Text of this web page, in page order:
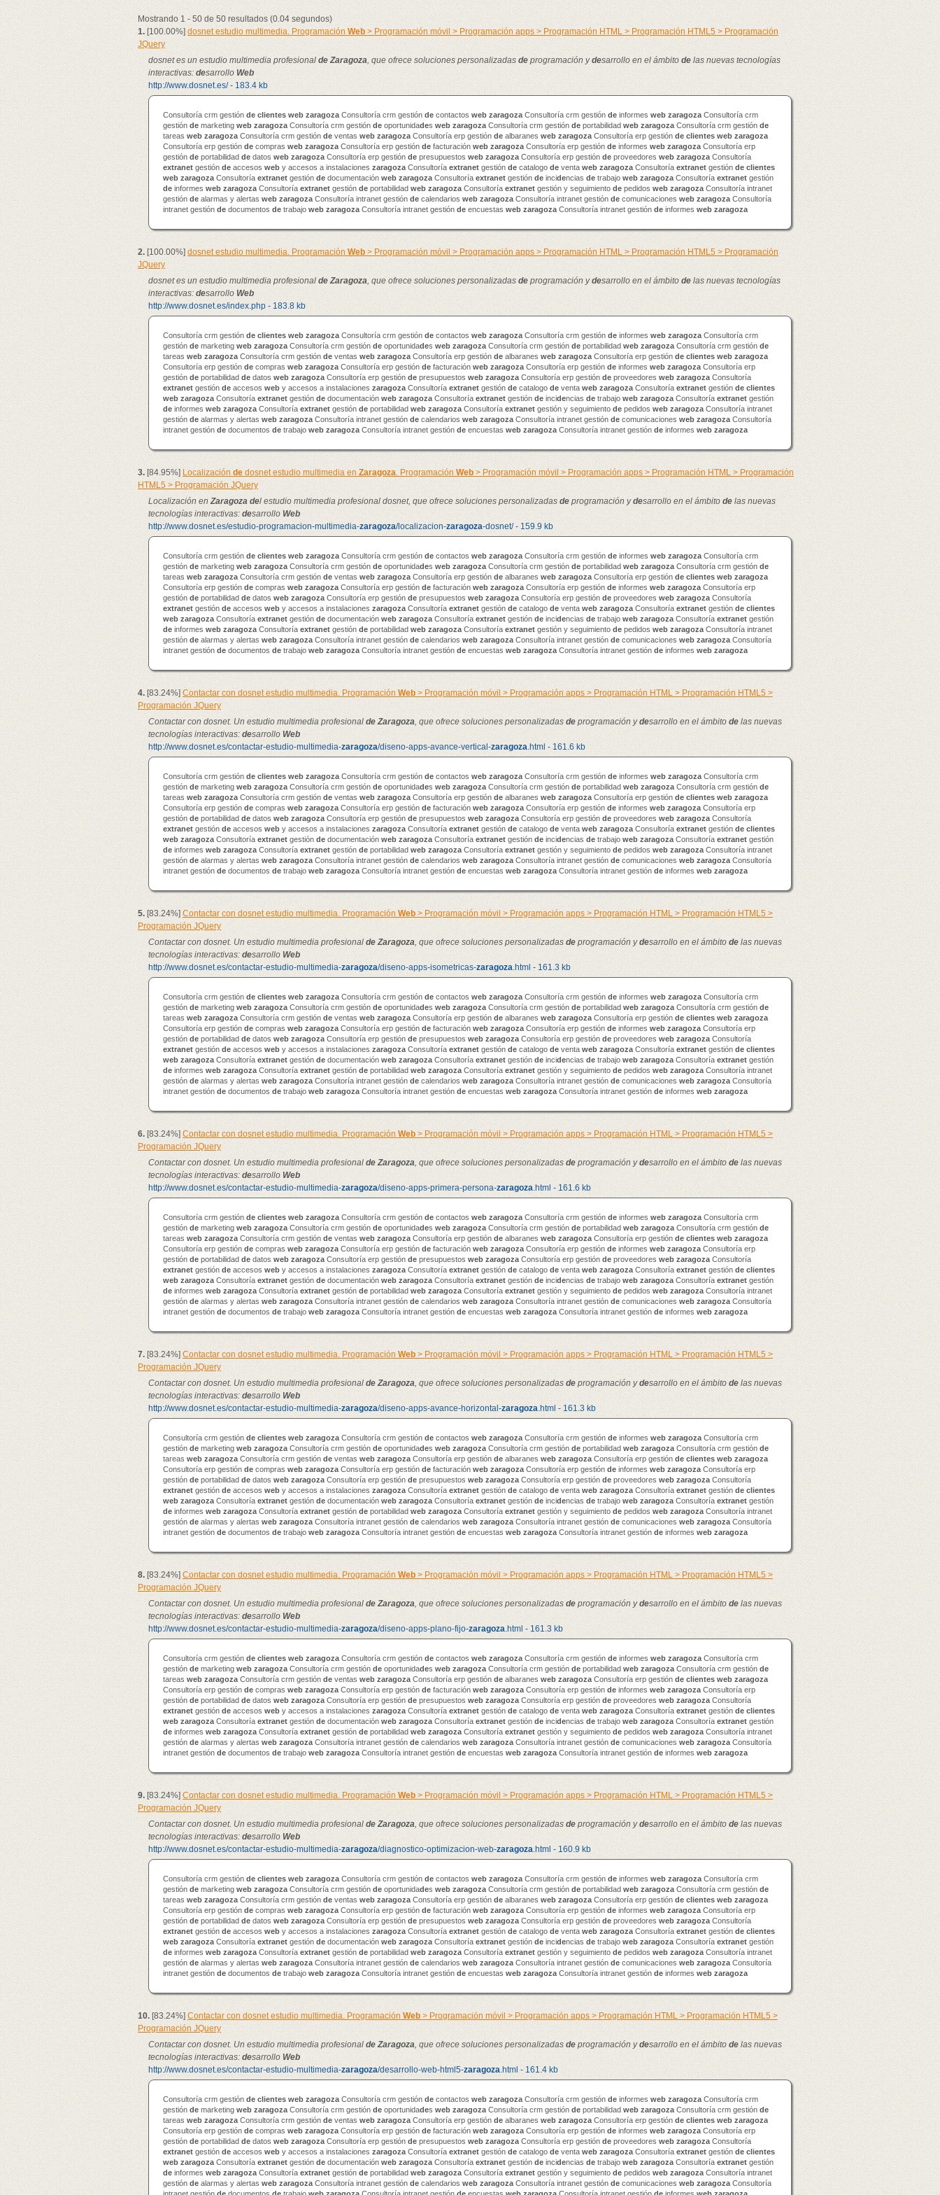
Mostrando 1 - 50 de 50 resultados (0.04 segundos)
1. [100.00%] dosnet estudio multimedia. Programación Web > Programación móvil > Programación apps > Programación HTML > Programación HTML5 > Programación
JQuery
dosnet es un estudio multimedia profesional de Zaragoza, que ofrece soluciones personalizadas de programación ydesarrollo en el ámbito de las nuevas tecnologías
interactivas: desarrollo Web
http://www.dosnet.es/ - 183.4 kb
Consultoría crm gestión de clientes web zaragoza Consultoría crm gestión de contactos web zaragoza Consultoría crm gestión de informes web zaragoza Consultoría crm
gestión de marketing web zaragoza Consultoría crm gestión de oportunidades web zaragoza Consultoría crm gestión de portabilidad web zaragoza Consultoría crm gestión de
tareas web zaragoza Consultoría crm gestión de ventas web zaragoza Consultoría erp gestión de albaranes web zaragoza Consultoría erp gestión de clientes web zaragoza
Consultoría erp gestión de compras web zaragoza Consultoría erp gestión de facturación web zaragoza Consultoría erp gestión de informes web zaragoza Consultoría erp
gestión de portabilidad de datos web zaragoza Consultoría erp gestión de presupuestos web zaragoza Consultoría erp gestión de proveedores web zaragoza Consultoría
extranet gestión de accesos web y accesos a instalaciones zaragoza Consultoría extranet gestión de catalogo de venta web zaragoza Consultoría extranet gestión de clientes
web zaragoza Consultoría extranet gestión de documentación web zaragoza Consultoría extranet gestión de incidencias de trabajo web zaragoza Consultoría extranet gestión
de informes web zaragoza Consultoría extranet gestión de portabilidad web zaragoza Consultoría extranet gestión y seguimiento de pedidos web zaragoza Consultoría intranet
gestión de alarmas y alertas web zaragoza Consultoría intranet gestión de calendarios web zaragoza Consultoría intranet gestión de comunicaciones web zaragoza Consultoría
intranet gestión de documentos de trabajo web zaragoza Consultoría intranet gestión de encuestas web zaragoza Consultoría intranet gestión de informes web zaragoza
2. [100.00%]dosnet estudio multimedia. Programación Web> Programación móvil > Programación apps > Programación HTML > Programación HTML5 > Programación
JQuery
dosnet es un estudio multimedia profesional de Zaragoza, que ofrece soluciones personalizadas de programación ydesarrollo en el ámbito delas nuevas tecnologías
interactivas: desarrollo Web
http://www.dosnet.es/index.php - 183.8 kb
Consultoría crm gestión de clientes web zaragoza Consultoría crm gestión de contactos web zaragoza Consultoría crm gestión de informes web zaragoza Consultoría crm
gestión de marketing web zaragoza Consultoría crm gestión de oportunidades web zaragoza Consultoría crm gestión de portabilidad web zaragoza Consultoría crm gestión de
tareas web zaragoza Consultoría crm gestión de ventas web zaragoza Consultoría erp gestión de albaranes web zaragoza Consultoría erp gestión de clientes web zaragoza
Consultoría erp gestión de compras web zaragoza Consultoría erp gestión de facturación web zaragoza Consultoría erp gestión de informes web zaragoza Consultoría erp
gestión de portabilidad de datos web zaragoza Consultoría erp gestión de presupuestos web zaragoza Consultoría erp gestión de proveedores web zaragoza Consultoría
extranet gestión de accesos web y accesos a instalaciones zaragoza Consultoría extranet gestión de catalogo de venta web zaragoza Consultoría extranet gestión de clientes
web zaragoza Consultoría extranet gestión de documentación web zaragoza Consultoría extranet gestión de incidencias de trabajo web zaragoza Consultoría extranet gestión
de informes web zaragoza Consultoría extranet gestión de portabilidad web zaragoza Consultoría extranet gestión y seguimiento de pedidos web zaragoza Consultoría intranet
gestión de alarmas y alertas web zaragoza Consultoría intranet gestión de calendarios web zaragoza Consultoría intranet gestión de comunicaciones web zaragoza Consultoría
intranet gestión de documentos de trabajo web zaragoza Consultoría intranet gestión de encuestas web zaragoza Consultoría intranet gestión de informes web zaragoza
3.[84.95%] Localizaciónde dosnet estudio multimedia en Zaragoza. Programación Web > Programación móvil > Programación apps > Programación HTML > Programación
HTML5 > Programación JQuery
Localización enZaragoza del estudio multimedia profesional dosnet, que ofrece soluciones personalizadas de programación ydesarrollo en el ámbito de las nuevas
tecnologías interactivas: desarrollo Web
http://www.dosnet.es/estudio-programacion-multimedia-zaragoza/localizacion-zaragoza-dosnet/ - 159.9 kb
Consultoría crm gestión de clientes web zaragoza Consultoría crm gestión de contactos web zaragoza Consultoría crm gestión de informes web zaragoza Consultoría crm
gestión de marketing web zaragoza Consultoría crm gestión de oportunidades web zaragoza Consultoría crm gestión de portabilidad web zaragoza Consultoría crm gestión de
tareas web zaragoza Consultoría crm gestión de ventas web zaragoza Consultoría erp gestión de albaranes web zaragoza Consultoría erp gestión de clientes web zaragoza
Consultoría erp gestión de compras web zaragoza Consultoría erp gestión de facturación web zaragoza Consultoría erp gestión de informes web zaragoza Consultoría erp
gestión de portabilidad de datos web zaragoza Consultoría erp gestión de presupuestos web zaragoza Consultoría erp gestión de proveedores web zaragoza Consultoría
extranet gestión de accesos web y accesos a instalaciones zaragoza Consultoría extranet gestión de catalogo de venta web zaragoza Consultoría extranet gestión de clientes
web zaragoza Consultoría extranet gestión de documentación web zaragoza Consultoría extranet gestión de incidencias de trabajo web zaragoza Consultoría extranet gestión
de informes web zaragoza Consultoría extranet gestión de portabilidad web zaragoza Consultoría extranet gestión y seguimiento de pedidos web zaragoza Consultoría intranet
gestión de alarmas y alertas web zaragoza Consultoría intranet gestión de calendarios web zaragoza Consultoría intranet gestión de comunicaciones web zaragoza Consultoría
intranet gestión de documentos de trabajo web zaragoza Consultoría intranet gestión de encuestas web zaragoza Consultoría intranet gestión de informes web zaragoza
4.[83.24%] Contactar con dosnet estudio multimedia. Programación Web> Programación móvil > Programación apps > Programación HTML > Programación HTML5 >
Programación JQuery
Contactar con dosnet. Un estudio multimedia profesional de Zaragoza, que ofrece soluciones personalizadas de programación ydesarrollo en el ámbito delas nuevas
tecnologías interactivas: desarrollo Web
http://www.dosnet.es/contactar-estudio-multimedia-zaragoza/diseno-apps-avance-vertical-zaragoza.html - 161.6 kb
Consultoría crm gestión de clientes web zaragoza Consultoría crm gestión de contactos web zaragoza Consultoría crm gestión de informes web zaragoza Consultoría crm
gestión de marketing web zaragoza Consultoría crm gestión de oportunidades web zaragoza Consultoría crm gestión de portabilidad web zaragoza Consultoría crm gestión de
tareas web zaragoza Consultoría crm gestión de ventas web zaragoza Consultoría erp gestión de albaranes web zaragoza Consultoría erp gestión de clientes web zaragoza
Consultoría erp gestión de compras web zaragoza Consultoría erp gestión de facturación web zaragoza Consultoría erp gestión de informes web zaragoza Consultoría erp
gestión de portabilidad de datos web zaragoza Consultoría erp gestión de presupuestos web zaragoza Consultoría erp gestión de proveedores web zaragoza Consultoría
extranet gestión de accesos web y accesos a instalaciones zaragoza Consultoría extranet gestión de catalogo de venta web zaragoza Consultoría extranet gestión de clientes
web zaragoza Consultoría extranet gestión de documentación web zaragoza Consultoría extranet gestión de incidencias de trabajo web zaragoza Consultoría extranet gestión
de informes web zaragoza Consultoría extranet gestión de portabilidad web zaragoza Consultoría extranet gestión y seguimiento de pedidos web zaragoza Consultoría intranet
gestión de alarmas y alertas web zaragoza Consultoría intranet gestión de calendarios web zaragoza Consultoría intranet gestión de comunicaciones web zaragoza Consultoría
intranet gestión de documentos de trabajo web zaragoza Consultoría intranet gestión de encuestas web zaragoza Consultoría intranet gestión de informes web zaragoza
5. [83.24%]Contactar con dosnet estudio multimedia. Programación Web > Programación móvil > Programación apps > Programación HTML > Programación HTML5 >
Programación JQuery
Contactar con dosnet. Un estudio multimedia profesional de Zaragoza, que ofrece soluciones personalizadas de programación ydesarrollo en el ámbitodelas nuevas
tecnologías interactivas: desarrollo Web
http://www.dosnet.es/contactar-estudio-multimedia-zaragoza/diseno-apps-isometricas-zaragoza.html - 161.3 kb
Consultoría crm gestión de clientes web zaragoza Consultoría crm gestión de contactos web zaragoza Consultoría crm gestión de informes web zaragoza Consultoría crm
gestión de marketing web zaragoza Consultoría crm gestión de oportunidades web zaragoza Consultoría crm gestión de portabilidad web zaragoza Consultoría crm gestión de
tareas web zaragoza Consultoría crm gestión de ventas web zaragoza Consultoría erp gestión de albaranes web zaragoza Consultoría erp gestión de clientes web zaragoza
Consultoría erp gestión de compras web zaragoza Consultoría erp gestión de facturación web zaragoza Consultoría erp gestión de informes web zaragoza Consultoría erp
gestión de portabilidad de datos web zaragoza Consultoría erp gestión de presupuestos web zaragoza Consultoría erp gestión de proveedores web zaragoza Consultoría
extranet gestión de accesos web y accesos a instalaciones zaragoza Consultoría extranet gestión de catalogo de venta web zaragoza Consultoría extranet gestión de clientes
web zaragoza Consultoría extranet gestión de documentación web zaragoza Consultoría extranet gestión de incidencias de trabajo web zaragoza Consultoría extranet gestión
de informes web zaragoza Consultoría extranet gestión de portabilidad web zaragoza Consultoría extranet gestión y seguimiento de pedidos web zaragoza Consultoría intranet
gestión de alarmas y alertas web zaragoza Consultoría intranet gestión de calendarios web zaragoza Consultoría intranet gestión de comunicaciones web zaragoza Consultoría
intranet gestión de documentos de trabajo web zaragoza Consultoría intranet gestión de encuestas web zaragoza Consultoría intranet gestión de informes web zaragoza
6.[83.24%] Contactar con dosnet estudio multimedia. Programación Web > Programación móvil > Programación apps > Programación HTML > Programación HTML5 >
Programación JQuery
Contactar con dosnet. Un estudio multimedia profesional de Zaragoza, que ofrece soluciones personalizadas de programación ydesarrollo en el ámbito de las nuevas
tecnologías interactivas: desarrollo Web
http://www.dosnet.es/contactar-estudio-multimedia-zaragoza/diseno-apps-primera-persona-zaragoza.html - 161.6 kb
Consultoría crm gestión de clientes web zaragoza Consultoría crm gestión de contactos web zaragoza Consultoría crm gestión de informes web zaragoza Consultoría crm
gestión de marketing web zaragoza Consultoría crm gestión de oportunidades web zaragoza Consultoría crm gestión de portabilidad web zaragoza Consultoría crm gestión de
tareas web zaragoza Consultoría crm gestión de ventas web zaragoza Consultoría erp gestión de albaranes web zaragoza Consultoría erp gestión de clientes web zaragoza
Consultoría erp gestión de compras web zaragoza Consultoría erp gestión de facturación web zaragoza Consultoría erp gestión de informes web zaragoza Consultoría erp
gestión de portabilidad de datos web zaragoza Consultoría erp gestión de presupuestos web zaragoza Consultoría erp gestión de proveedores web zaragoza Consultoría
extranet gestión de accesos web y accesos a instalaciones zaragoza Consultoría extranet gestión de catalogo de venta web zaragoza Consultoría extranet gestión de clientes
web zaragoza Consultoría extranet gestión de documentación web zaragoza Consultoría extranet gestión de incidencias de trabajo web zaragoza Consultoría extranet gestión
de informes web zaragoza Consultoría extranet gestión de portabilidad web zaragoza Consultoría extranet gestión y seguimiento de pedidos web zaragoza Consultoría intranet
gestión de alarmas y alertas web zaragoza Consultoría intranet gestión de calendarios web zaragoza Consultoría intranet gestión de comunicaciones web zaragoza Consultoría
intranet gestión de documentos de trabajo web zaragoza Consultoría intranet gestión de encuestas web zaragoza Consultoría intranet gestión de informes web zaragoza
7. [83.24%] Contactar con dosnet estudio multimedia. Programación Web> Programación móvil > Programación apps > Programación HTML > Programación HTML5 >
Programación JQuery
Contactar con dosnet. Un estudio multimedia profesional de Zaragoza, que ofrece soluciones personalizadas de programación ydesarrollo en el ámbitode las nuevas
tecnologías interactivas: desarrollo Web
http://www.dosnet.es/contactar-estudio-multimedia-zaragoza/diseno-apps-avance-horizontal-zaragoza.html - 161.3 kb
Consultoría crm gestión de clientes web zaragoza Consultoría crm gestión de contactos web zaragoza Consultoría crm gestión de informes web zaragoza Consultoría crm
gestión de marketing web zaragoza Consultoría crm gestión de oportunidades web zaragoza Consultoría crm gestión de portabilidad web zaragoza Consultoría crm gestión de
tareas web zaragoza Consultoría crm gestión de ventas web zaragoza Consultoría erp gestión de albaranes web zaragoza Consultoría erp gestión de clientes web zaragoza
Consultoría erp gestión de compras web zaragoza Consultoría erp gestión de facturación web zaragoza Consultoría erp gestión de informes web zaragoza Consultoría erp
gestión de portabilidad de datos web zaragoza Consultoría erp gestión de presupuestos web zaragoza Consultoría erp gestión de proveedores web zaragoza Consultoría
extranet gestión de accesos web y accesos a instalaciones zaragoza Consultoría extranet gestión de catalogo de venta web zaragoza Consultoría extranet gestión de clientes
web zaragoza Consultoría extranet gestión de documentación web zaragoza Consultoría extranet gestión de incidencias de trabajo web zaragoza Consultoría extranet gestión
de informes web zaragoza Consultoría extranet gestión de portabilidad web zaragoza Consultoría extranet gestión y seguimiento de pedidos web zaragoza Consultoría intranet
gestión de alarmas y alertas web zaragoza Consultoría intranet gestión de calendarios web zaragoza Consultoría intranet gestión de comunicaciones web zaragoza Consultoría
intranet gestión de documentos de trabajo web zaragoza Consultoría intranet gestión de encuestas web zaragoza Consultoría intranet gestión de informes web zaragoza
8. [83.24%]Contactar con dosnet estudio multimedia. Programación Web > Programación móvil > Programación apps > Programación HTML > Programación HTML5 >
Programación JQuery
Contactar con dosnet. Un estudio multimedia profesional de Zaragoza, que ofrece soluciones personalizadas de programación ydesarrollo en el ámbito de las nuevas
tecnologías interactivas: desarrollo Web
http://www.dosnet.es/contactar-estudio-multimedia-zaragoza/diseno-apps-plano-fijo-zaragoza.html - 161.3 kb
Consultoría crm gestión de clientes web zaragoza Consultoría crm gestión de contactos web zaragoza Consultoría crm gestión de informes web zaragoza Consultoría crm
gestión de marketing web zaragoza Consultoría crm gestión de oportunidades web zaragoza Consultoría crm gestión de portabilidad web zaragoza Consultoría crm gestión de
tareas web zaragoza Consultoría crm gestión de ventas web zaragoza Consultoría erp gestión de albaranes web zaragoza Consultoría erp gestión de clientes web zaragoza
Consultoría erp gestión de compras web zaragoza Consultoría erp gestión de facturación web zaragoza Consultoría erp gestión de informes web zaragoza Consultoría erp
gestión de portabilidad de datos web zaragoza Consultoría erp gestión de presupuestos web zaragoza Consultoría erp gestión de proveedores web zaragoza Consultoría
extranet gestión de accesos web y accesos a instalaciones zaragoza Consultoría extranet gestión de catalogo de venta web zaragoza Consultoría extranet gestión de clientes
web zaragoza Consultoría extranet gestión de documentación web zaragoza Consultoría extranet gestión de incidencias de trabajo web zaragoza Consultoría extranet gestión
de informes web zaragoza Consultoría extranet gestión de portabilidad web zaragoza Consultoría extranet gestión y seguimiento de pedidos web zaragoza Consultoría intranet
gestión de alarmas y alertas web zaragoza Consultoría intranet gestión de calendarios web zaragoza Consultoría intranet gestión de comunicaciones web zaragoza Consultoría
intranet gestión de documentos de trabajo web zaragoza Consultoría intranet gestión de encuestas web zaragoza Consultoría intranet gestión de informes web zaragoza
9. [83.24%] Contactar con dosnet estudio multimedia. Programación Web > Programación móvil > Programación apps > Programación HTML > Programación HTML5 >
Programación JQuery
Contactar con dosnet. Un estudio multimedia profesional de Zaragoza, que ofrece soluciones personalizadas de programación ydesarrollo en el ámbito delas nuevas
tecnologías interactivas: desarrollo Web
http://www.dosnet.es/contactar-estudio-multimedia-zaragoza/diagnostico-optimizacion-web-zaragoza.html - 160.9 kb
Consultoría crm gestión de clientes web zaragoza Consultoría crm gestión de contactos web zaragoza Consultoría crm gestión de informes web zaragoza Consultoría crm
gestión de marketing web zaragoza Consultoría crm gestión de oportunidades web zaragoza Consultoría crm gestión de portabilidad web zaragoza Consultoría crm gestión de
tareas web zaragoza Consultoría crm gestión de ventas web zaragoza Consultoría erp gestión de albaranes web zaragoza Consultoría erp gestión de clientes web zaragoza
Consultoría erp gestión de compras web zaragoza Consultoría erp gestión de facturación web zaragoza Consultoría erp gestión de informes web zaragoza Consultoría erp
gestión de portabilidad de datos web zaragoza Consultoría erp gestión de presupuestos web zaragoza Consultoría erp gestión de proveedores web zaragoza Consultoría
extranet gestión de accesos web y accesos a instalaciones zaragoza Consultoría extranet gestión de catalogo de venta web zaragoza Consultoría extranet gestión de clientes
web zaragoza Consultoría extranet gestión de documentación web zaragoza Consultoría extranet gestión de incidencias de trabajo web zaragoza Consultoría extranet gestión
de informes web zaragoza Consultoría extranet gestión de portabilidad web zaragoza Consultoría extranet gestión y seguimiento de pedidos web zaragoza Consultoría intranet
gestión de alarmas y alertas web zaragoza Consultoría intranet gestión de calendarios web zaragoza Consultoría intranet gestión de comunicaciones web zaragoza Consultoría
intranet gestión de documentos de trabajo web zaragoza Consultoría intranet gestión de encuestas web zaragoza Consultoría intranet gestión de informes web zaragoza
10. [83.24%] Contactar con dosnet estudio multimedia. Programación Web > Programación móvil > Programación apps > Programación HTML > Programación HTML5 >
Programación JQuery
Contactar con dosnet. Un estudio multimedia profesional de Zaragoza, que ofrece soluciones personalizadas deprogramación ydesarrollo en el ámbito de las nuevas
tecnologías interactivas: desarrollo Web
http://www.dosnet.es/contactar-estudio-multimedia-zaragoza/desarrollo-web-html5-zaragoza.html - 161.4 kb
Consultoría crm gestión de clientes web zaragoza Consultoría crm gestión de contactos web zaragoza Consultoría crm gestión de informes web zaragoza Consultoría crm
gestión de marketing web zaragoza Consultoría crm gestión de oportunidades web zaragoza Consultoría crm gestión de portabilidad web zaragoza Consultoría crm gestión de
tareas web zaragoza Consultoría crm gestión de ventas web zaragoza Consultoría erp gestión de albaranes web zaragoza Consultoría erp gestión de clientes web zaragoza
Consultoría erp gestión de compras web zaragoza Consultoría erp gestión de facturación web zaragoza Consultoría erp gestión de informes web zaragoza Consultoría erp
gestión de portabilidad de datos web zaragoza Consultoría erp gestión de presupuestos web zaragoza Consultoría erp gestión de proveedores web zaragoza Consultoría
extranet gestión de accesos web y accesos a instalaciones zaragoza Consultoría extranet gestión de catalogo de venta web zaragoza Consultoría extranet gestión de clientes
web zaragoza Consultoría extranet gestión de documentación web zaragoza Consultoría extranet gestión de incidencias de trabajo web zaragoza Consultoría extranet gestión
de informes web zaragoza Consultoría extranet gestión de portabilidad web zaragoza Consultoría extranet gestión y seguimiento de pedidos web zaragoza Consultoría intranet
gestión de alarmas y alertas web zaragoza Consultoría intranet gestión de calendarios web zaragoza Consultoría intranet gestión de comunicaciones web zaragoza Consultoría